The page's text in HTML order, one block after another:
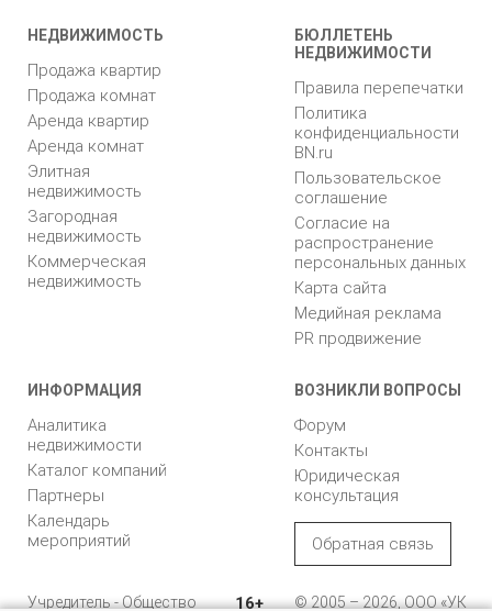
НЕДВИЖИМОСТЬ
Продажа квартир
Продажа комнат
Аренда квартир
Аренда комнат
Элитная
недвижимость
Загородная
недвижимость
Коммерческая
недвижимость
БЮЛЛЕТЕНЬ
НЕДВИЖИМОСТИ
Правила перепечатки
Политика
конфиденциальности
BN.ru
Пользовательское
соглашение
Согласие на
распространение
персональных данных
Карта сайта
Медийная реклама
PR продвижение
ИНФОРМАЦИЯ
Аналитика
недвижимости
Каталог компаний
Партнеры
Календарь
мероприятий
ВОЗНИКЛИ ВОПРОСЫ
Форум
Контакты
Юридическая
консультация
Обратная связь
Учредитель - Общество
16+
© 2005 – 2026, ООО «УК